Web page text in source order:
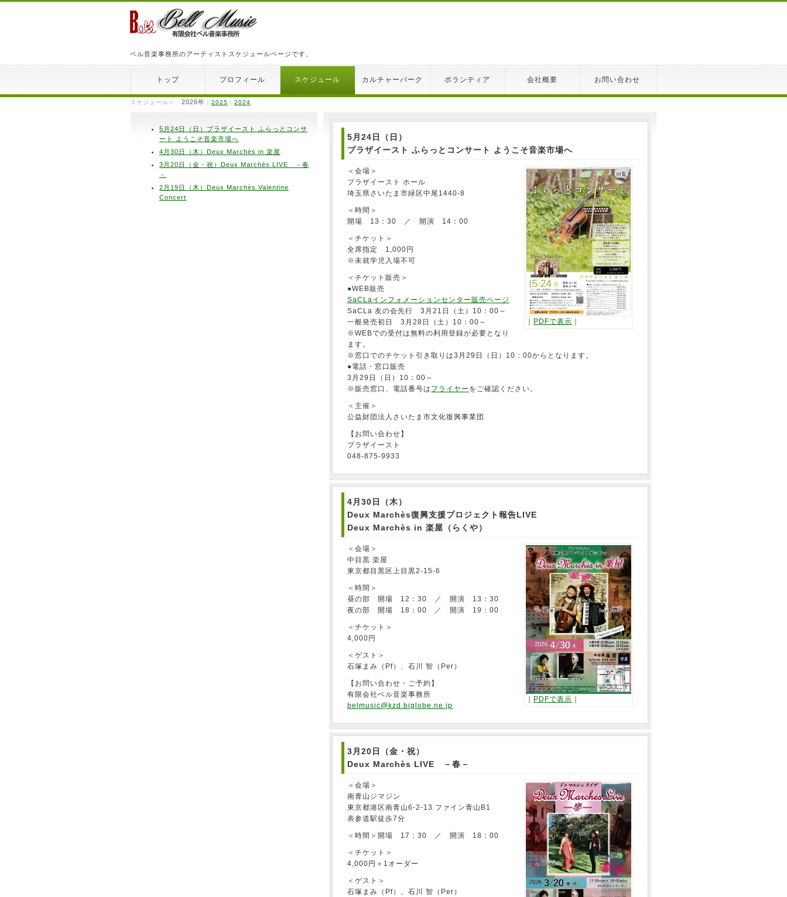
ベル音楽事務所のアーティストスケジュールページです。
トップ プロフィール スケジュール カルチャーパーク ボランティア 会社概要 お問い合わせ
スケジュール＞ 2026年 2025 2024
5月24日（日）
プラザイースト ふらっとコンサート ようこそ音楽市場へ
PDFで表示
＜会場＞
プラザイースト ホール
埼玉県さいたま市緑区中尾1440-8
＜時間＞
開場 13：30 ／ 開演 14：00
＜チケット＞
全席指定 1,000円
※未就学児入場不可
＜チケット販売＞
●WEB販売
SaCLaインフォメーションセンター販売ページ
SaCLa 友の会先行 3月21日（土）10：00～
一般発売初日 3月28日（土）10：00～
※WEBでの受付は無料の利用登録が必要となり
ます。
※窓口でのチケット引き取りは3月29日（日）10：00からとなります。
●電話・窓口販売
3月29日（日）10：00～
※販売窓口、電話番号は フライヤー をご確認ください。
＜主催＞
公益財団法人さいたま市文化復興事業団
【お問い合わせ】
プラザイースト
048-875-9933
4月30日（木）
Deux Marchès復興支援プロジェクト報告LIVE
Deux Marchès in 楽屋（らくや）
PDFで表示
＜会場＞
中目黒 楽屋
東京都目黒区上目黒2-15-6
＜時間＞
昼の部 開場 12：30 ／ 開演 13：30
夜の部 開場 18：00 ／ 開演 19：00
＜チケット＞
4,000円
＜ゲスト＞
石塚まみ（Pf）、石川 智（Per）
【お問い合わせ・ご予約】
有限会社ベル音楽事務所
belmusic@kzd.biglobe.ne.jp
3月20日（金・祝）
Deux Marchès LIVE －春－
＜会場＞
南青山ジマジン
東京都港区南青山6-2-13 ファイン青山B1
表参道駅徒歩7分
＜時間＞開場 17：30 ／ 開演 18：00
＜チケット＞
4,000円＋1オーダー
＜ゲスト＞
石塚まみ（Pf）、石川 智（Per）
5月24日（日）プラザイースト ふらっとコンサ
ート ようこそ音楽市場へ
4月30日（木）Deux Marchès in 楽屋
3月20日（金・祝）Deux Marchès LIVE －春
－
2月19日（木）Deux Marchès Valentine
Concert